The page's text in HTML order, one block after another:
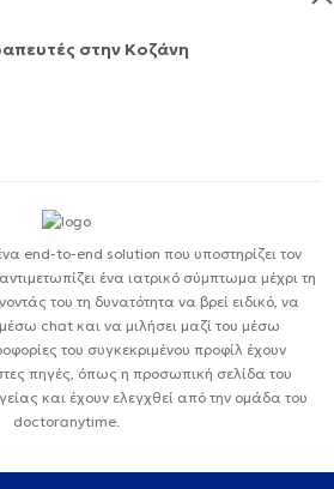
στην Κοζάνη
end-to-end solution που υποστηρίζει τον
ένα ιατρικό σύμπτωμα μέχρι τη
του τη δυνατότητα να βρεί ειδικό, να
chat και να μιλήσει μαζί του μέσω
του συγκεκριμένου προφίλ έχουν
πηγές, όπως η προσωπική σελίδα του
και έχουν ελεγχθεί από την ομάδα του
doctoranytime.